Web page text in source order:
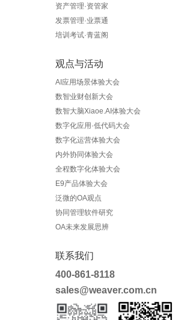
资产管理·资管家
发票管理·业票通
培训考试·青蓝阁
观点与活动
AI应用场景体验大会
数智业财创新大会
数智大脑Xiaoe.AI体验大会
数字化应用·低代码大会
数字化运营体验大会
内外协同体验大会
全程数字化体验大会
E9产品体验大会
泛微的OA观点
协同管理软件研究
OA未来发展思辨
联系我们
400-861-8118
sales@weaver.com.cn